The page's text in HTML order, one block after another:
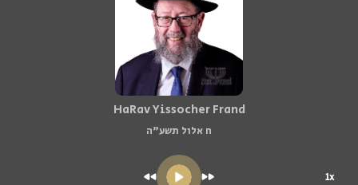
HaRav Yissocher Frand
ח אלול תשע"ה
1x